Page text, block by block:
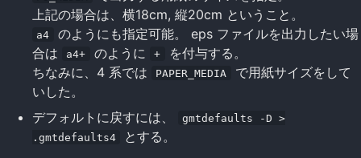
上記の場合は、横18cm, 縦20cm ということ。
a4
のようにも指定可能。 eps ファイルを出力したい場
合は
a4+ のように +
を付与する。
ちなみに、4 系では
PAPER_MEDIA
で用紙サイズをして
いした。
デフォルトに戻すには、
gmtdefaults -D >
.gmtdefaults4
とする。